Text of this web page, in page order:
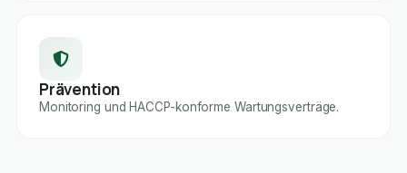
Prävention
Monitoring und HACCP-konforme Wartungsverträge.